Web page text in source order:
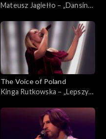
Mateusz Jagiełło – „Dansing”,
22 listopada 2025
The Voice of Poland
Kinga Rutkowska – „Lepszy
Live 3, 22 listopada 2025